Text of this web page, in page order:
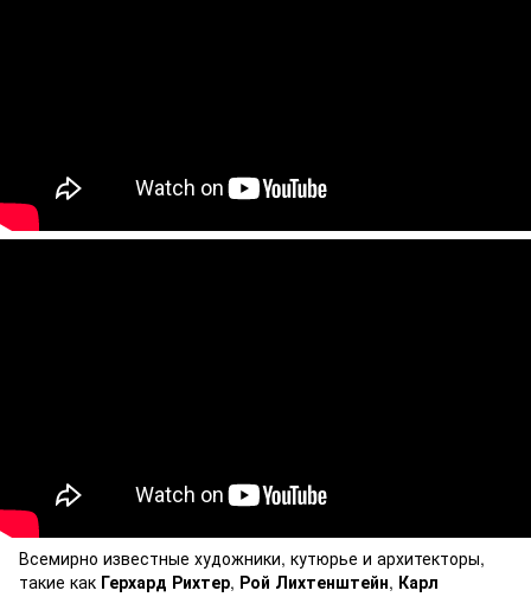
Всемирно известные художники, кутюрье и архитекторы,
такие как Герхард Рихтер, Рой Лихтенштейн, Карл